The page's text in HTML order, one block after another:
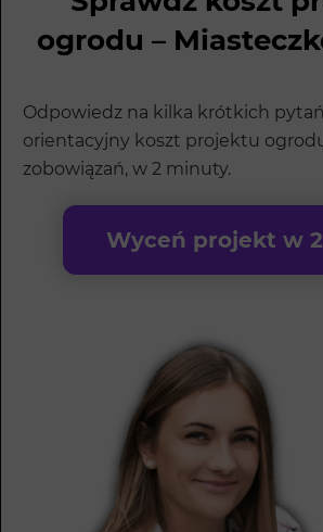
ogrodu –
Odpowiedz na kilka krótkich
orientacyjny koszt projektu
zobowiązań, w 2 minuty.
Wyceń projekt w